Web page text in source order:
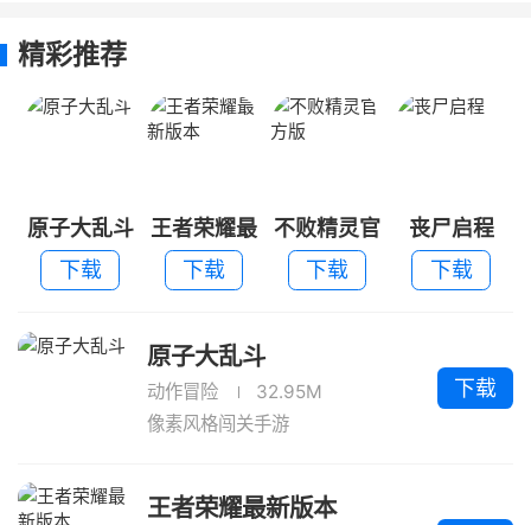
精彩推荐
原子大乱斗
下载
王者荣耀最
新版本
下载
不败精灵官
方版
下载
丧尸启程
下载
原子大乱斗
动作冒险
32.95M
像素风格闯关手游
下载
王者荣耀最新版本